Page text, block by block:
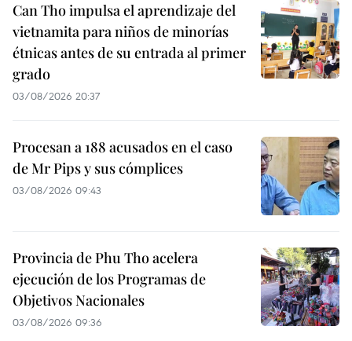
Can Tho impulsa el aprendizaje del
vietnamita para niños de minorías
étnicas antes de su entrada al primer
grado
03/08/2026 20:37
Procesan a 188 acusados en el caso
de Mr Pips y sus cómplices
03/08/2026 09:43
Provincia de Phu Tho acelera
ejecución de los Programas de
Objetivos Nacionales
03/08/2026 09:36